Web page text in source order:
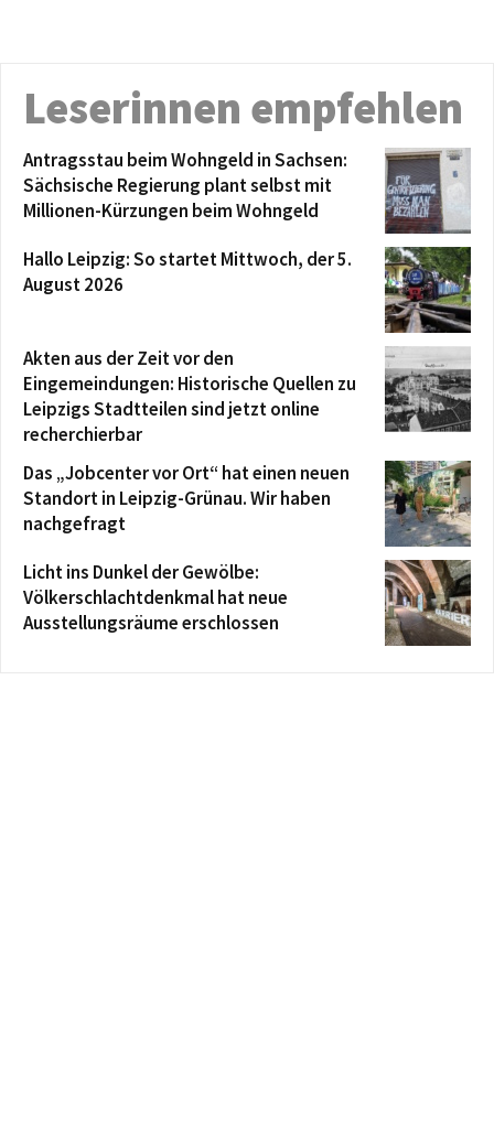
Leserinnen empfehlen
Antragsstau beim Wohngeld in Sachsen:
Sächsische Regierung plant selbst mit
Millionen-Kürzungen beim Wohngeld
Hallo Leipzig: So startet Mittwoch, der 5.
August 2026
Akten aus der Zeit vor den
Eingemeindungen: Historische Quellen zu
Leipzigs Stadtteilen sind jetzt online
recherchierbar
Das „Jobcenter vor Ort“ hat einen neuen
Standort in Leipzig-Grünau. Wir haben
nachgefragt
Licht ins Dunkel der Gewölbe:
Völkerschlachtdenkmal hat neue
Ausstellungsräume erschlossen